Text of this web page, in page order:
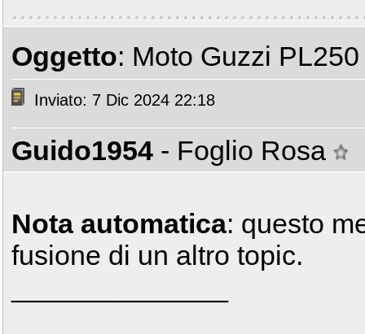
Oggetto: Moto Guzzi
Inviato: 7 Dic 2024 22:18
Guido1954 - Foglio Rosa
Nota automatica: questo
fusione di un altro topic.